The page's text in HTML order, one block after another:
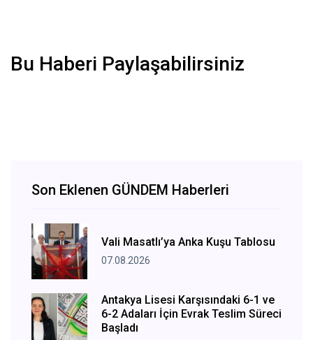
Bu Haberi Paylaşabilirsiniz
Son Eklenen GÜNDEM Haberleri
Vali Masatlı’ya Anka Kuşu Tablosu
07.08.2026
Antakya Lisesi Karşısındaki 6-1 ve
6-2 Adaları İçin Evrak Teslim Süreci
Başladı